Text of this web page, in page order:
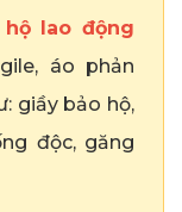
lao động
áo phản
giầy bảo hộ,
độc, găng